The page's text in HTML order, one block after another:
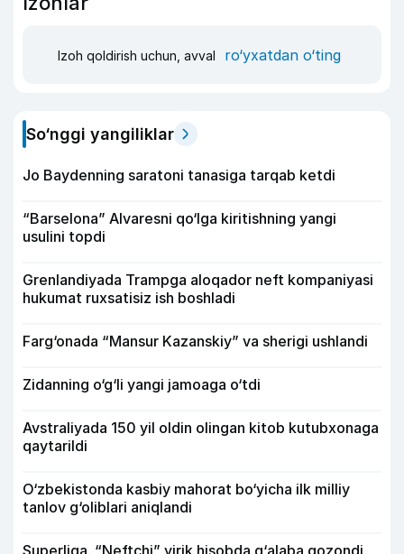
Izoh qoldirish uchun, avval ro‘yxatdan o‘ting
So‘nggi yangiliklar
Jo Baydenning saratoni tanasiga tarqab ketdi
“Barselona” Alvaresni qo‘lga kiritishning yangi
usulini topdi
Grenlandiyada Trampga aloqador neft kompaniyasi
hukumat ruxsatisiz ish boshladi
Farg‘onada “Mansur Kazanskiy” va sherigi ushlandi
Zidanning o‘g‘li yangi jamoaga o‘tdi
Avstraliyada 150 yil oldin olingan kitob kutubxonaga
qaytarildi
O‘zbekistonda kasbiy mahorat bo‘yicha ilk milliy
tanlov g‘oliblari aniqlandi
Superliga. “Neftchi” yirik hisobda g‘alaba qozondi,